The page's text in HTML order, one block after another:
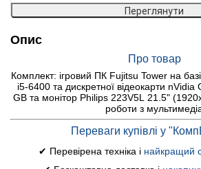
Переглянути
Опис
Про товар
Комплект: ігровий ПК Fujitsu Tower на
i5-6400 та дискретної відеокарти
GB та монітор Philips 223V5L 21.5"
роботи з
Переваги купівлі у
✔ Перевірена техніка і найкращий